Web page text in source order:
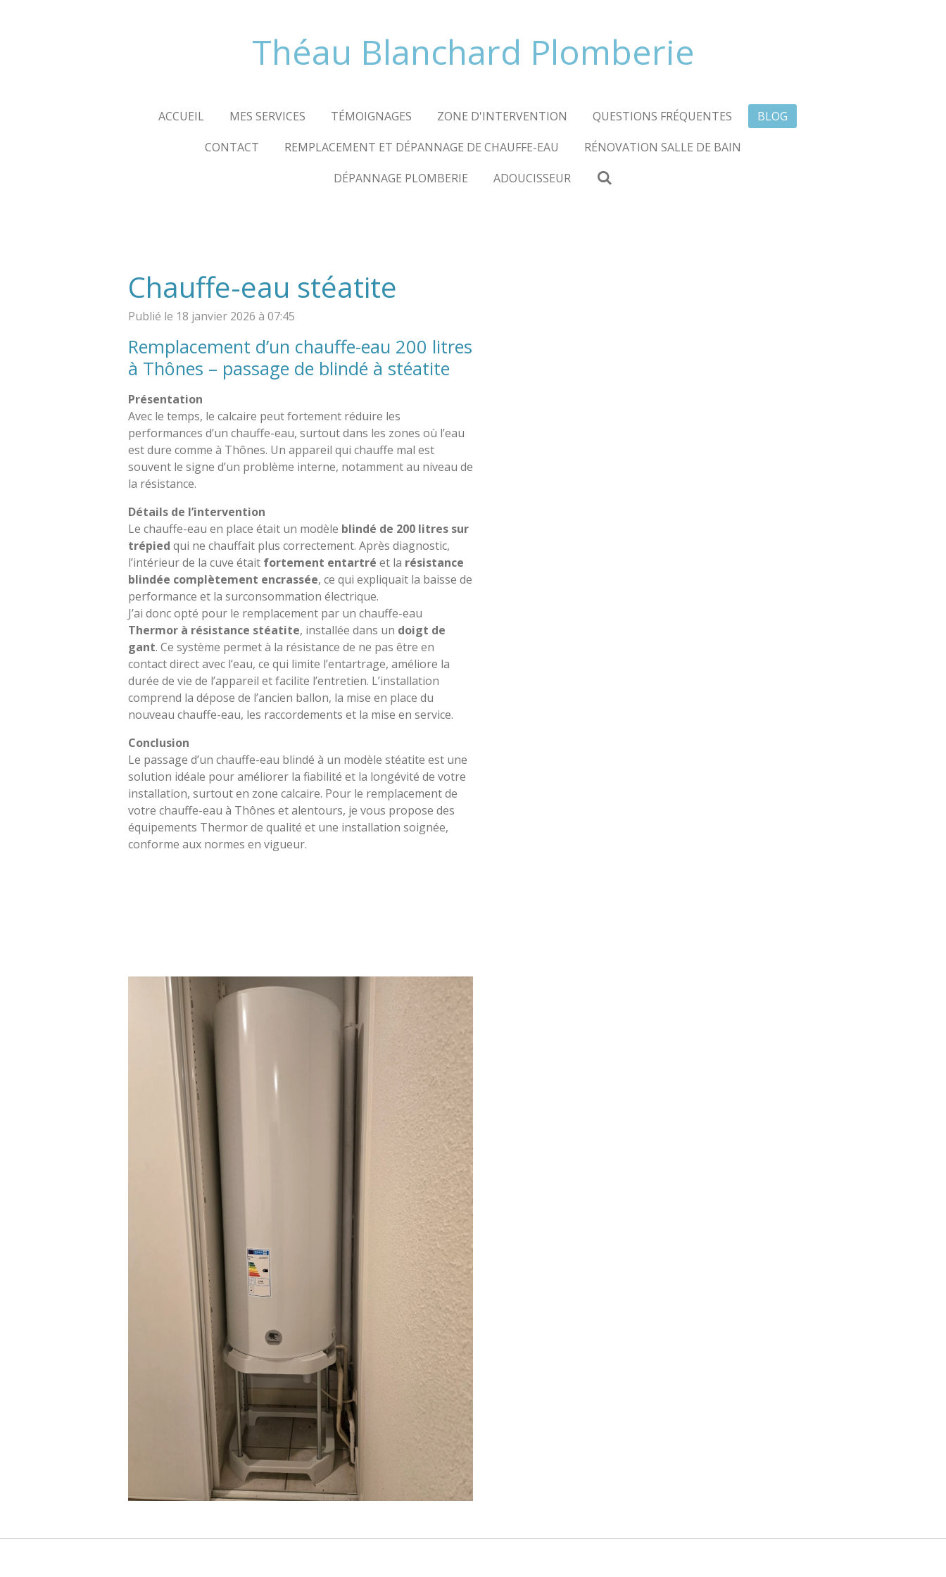
Théau Blanchard Plomberie
ACCUEIL MES SERVICES TÉMOIGNAGES ZONE D'INTERVENTION QUESTIONS FRÉQUENTES
BLOG
CONTACT
REMPLACEMENT ET DÉPANNAGE DE CHAUFFE-EAU
RÉNOVATION SALLE DE BAIN
DÉPANNAGE PLOMBERIE
ADOUCISSEUR
Chauffe-eau stéatite
Publié le 18 janvier 2026 à 07:45
Remplacement d’un chauffe-eau 200 litres
à Thônes – passage de blindé à stéatite
Présentation
Avec le temps, le calcaire peut fortement réduire les
performances d’un chauffe-eau, surtout dans les zones où l’eau
est dure comme à Thônes. Un appareil qui chauffe mal est
souvent le signe d’un problème interne, notamment au niveau de
la résistance.
Détails de l’intervention
Le chauffe-eau en place était un modèle blindé de 200 litres sur
trépied qui ne chauffait plus correctement. Après diagnostic,
l’intérieur de la cuve était fortement entartré et la résistance
blindée complètement encrassée, ce qui expliquait la baisse de
performance et la surconsommation électrique.
J’ai donc opté pour le remplacement par un chauffe-eau
Thermor à résistance stéatite, installée dans un doigt de
gant. Ce système permet à la résistance de ne pas être en
contact direct avec l’eau, ce qui limite l’entartrage, améliore la
durée de vie de l’appareil et facilite l’entretien. L’installation
comprend la dépose de l’ancien ballon, la mise en place du
nouveau chauffe-eau, les raccordements et la mise en service.
Conclusion
Le passage d’un chauffe-eau blindé à un modèle stéatite est une
solution idéale pour améliorer la fiabilité et la longévité de votre
installation, surtout en zone calcaire. Pour le remplacement de
votre chauffe-eau à Thônes et alentours, je vous propose des
équipements Thermor de qualité et une installation soignée,
conforme aux normes en vigueur.